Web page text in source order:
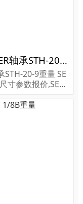
STH-20-9轴承参数,SEALMASTER轴承STH-20-9重量
20-9重量 SE
寸参数报价,SEAL